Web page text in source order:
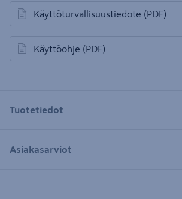
Käyttöturvallisuustiedote (PDF)
avautuu uuteen välilehteen
Käyttöohje (PDF)
avautuu uuteen välilehteen
Tuotetiedot
Asiakasarviot